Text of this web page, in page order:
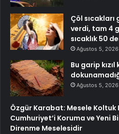
Çöl
verdi, tam 4
sıcaklık 50
Ağustos 5, 2026
Bu garip
Ağustos 5, 2026
Özgür Karabat: Mesele Koltuk
Cumhuriyet’i Koruma ve Yeni
Direnme Meselesidir